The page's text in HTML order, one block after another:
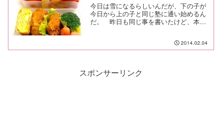
今日は雪になるらしいんだが、下の子が
今日から上の子と同じ塾に通い始めるん
だ。 昨日も同じ事を書いたけど、本当
ろう。下の子にはまだ塾弁は不要なんだ
けど、食べたいようだから...
2014.02.04
スポンサーリンク